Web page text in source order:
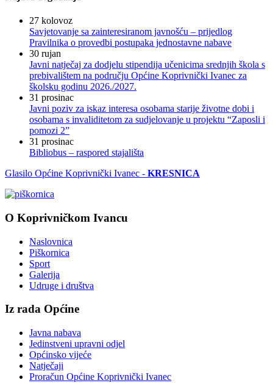
27 kolovoz
Savjetovanje sa zainteresiranom javnošću – prijedlog
Pravilnika o provedbi postupaka jednostavne nabave
30 rujan
Javni natječaj za dodjelu stipendija učenicima srednjih škola s
prebivalištem na području Općine Koprivnički Ivanec za
školsku godinu 2026./2027.
31 prosinac
Javni poziv za iskaz interesa osobama starije životne dobi i
osobama s invaliditetom za sudjelovanje u projektu “Zaposli i
pomozi 2”
31 prosinac
Bibliobus – raspored stajališta
Glasilo Općine Koprivnički Ivanec - KRESNICA
O Koprivničkom Ivancu
Naslovnica
Piškornica
Sport
Galerija
Udruge i društva
Iz rada Općine
Javna nabava
Jedinstveni upravni odjel
Općinsko vijeće
Natječaji
Proračun Općine Koprivnički Ivanec